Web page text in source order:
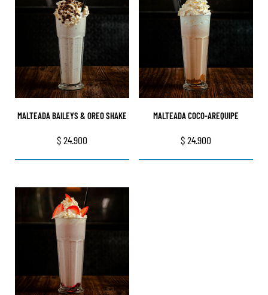
MALTEADA BAILEYS & OREO SHAKE
$24.900
MALTEADA COCO-AREQUIPE
$24.900